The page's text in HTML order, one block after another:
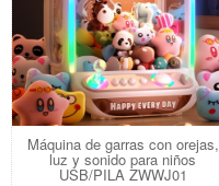
Máquina de garras con orejas,
luz y sonido para niños
USB/PILA ZWWJ01